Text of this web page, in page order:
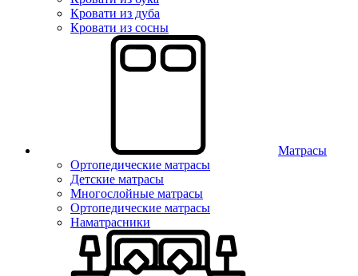
Кровати из дуба
Кровати из сосны
Матрасы
Ортопедические матрасы
Детские матрасы
Многослойные матрасы
Ортопедические матрасы
Наматрасники